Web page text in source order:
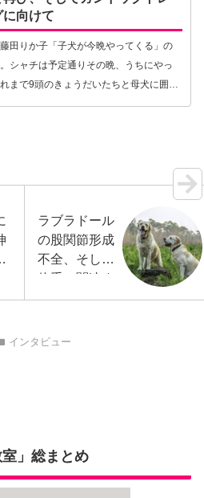
に向けて
田りか子「子犬が今晩やってくる」の
シャチは予定通りその晩、うちにやっ
まで9頭のきょうだいたちと母犬に囲ま
ヌクしながら8週間を過ごしていたの
ラブラドール
の股関節形成
不全、そして
体重に関連す
る新たな遺伝
る
インタビュー
室」総まとめ